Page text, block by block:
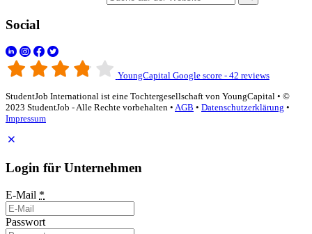
Social
YoungCapital Google score - 42 reviews
StudentJob International ist eine Tochtergesellschaft von YoungCapital • ©
2023 StudentJob - Alle Rechte vorbehalten • AGB • Datenschutzerklärung •
Impressum
Login für Unternehmen
E-Mail *
Passwort